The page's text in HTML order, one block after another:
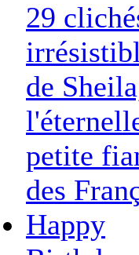
29
de
petite
des
Happy